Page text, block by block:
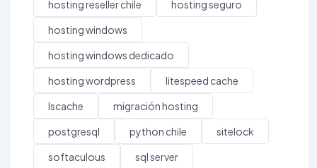
hosting reseller chile
hosting seguro
hosting windows
hosting windows dedicado
hosting wordpress
litespeed cache
lscache
migración hosting
postgresql
python chile
sitelock
softaculous
sql server